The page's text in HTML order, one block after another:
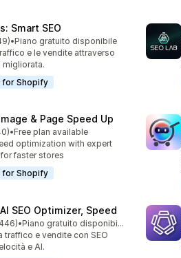
Smart SEO
su 5
totali
•Piano gratuito disponibile
e le vendite attraverso
migliorata.
for Shopify
& Page Speed Up
su 5
totali
•Free plan available
optimization with expert
faster stores
for Shopify
SEO Optimizer, Speed
su 5
totali
•
Piano gratuito disponibile
traffico e vendite con SEO
e AI.